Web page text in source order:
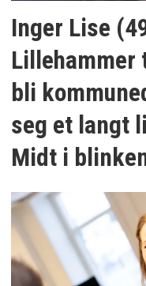
Inger Lise
Lillehammer
bli
seg et langt
Midt i